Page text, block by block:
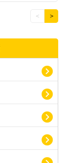
< >